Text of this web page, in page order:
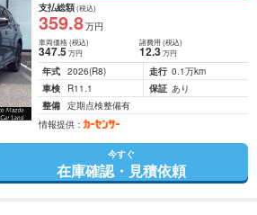
支払総額(税込)
359.8万円
車両価格(税込)
347.5万円
諸費用 (税込)
12.3 万円
年式 2026(R8) 走行 0.1万km
車検
R11.1 保証 あり
整備 定期点検整備有
情報提供：
今すぐ
在庫確認・見積依頼